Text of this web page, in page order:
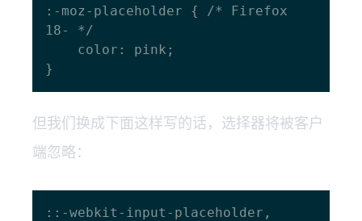
:-moz-placeholder { /* Firefox
18- */
但我们换成下面这样写的话，选择器将被客户
端忽略：
::-webkit-input-placeholder,